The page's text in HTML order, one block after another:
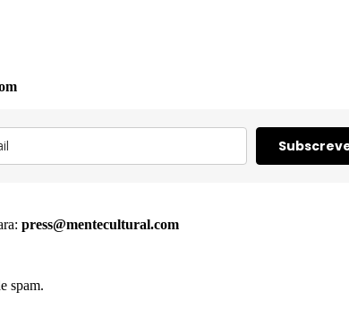
press@mentecultural.com
spam.